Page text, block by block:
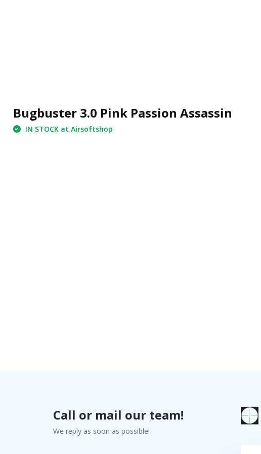
Bugbuster 3.0 Pink Passion Assassin
IN STOCK at Airsoftshop
Call or mail our team!
We reply as soon as possible!